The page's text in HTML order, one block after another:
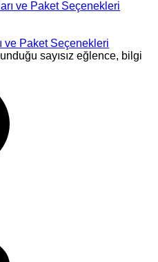
ve Paket Seçenekleri
sayısız eğlence, bilgi